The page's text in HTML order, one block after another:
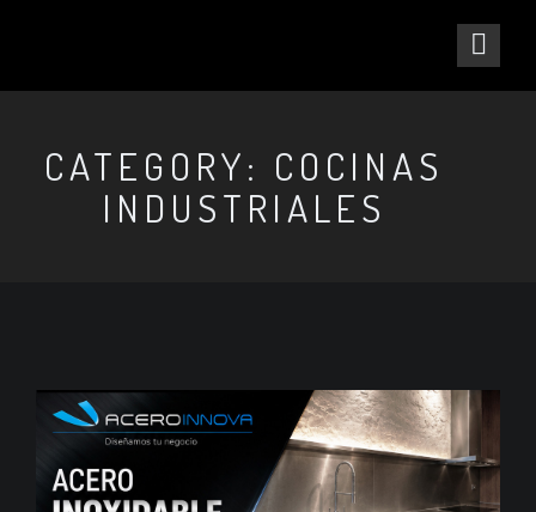
CATEGORY: COCINAS
INDUSTRIALES